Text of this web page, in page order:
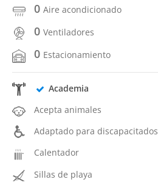
0 Aire acondicionado
0 Ventiladores
0 Estacionamiento
Academia
Acepta animales
Adaptado para discapacitados
Calentador
Sillas de playa